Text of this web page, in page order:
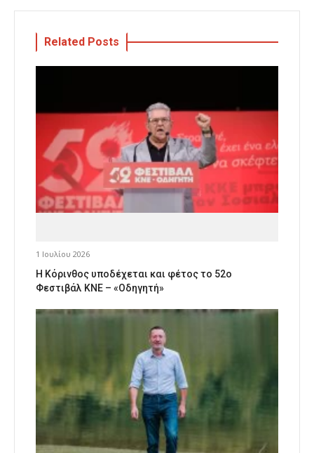
Related Posts
1 Ιουλίου 2026
Η Κόρινθος υποδέχεται και φέτος το 52ο
Φεστιβάλ ΚΝΕ – «Οδηγητή»